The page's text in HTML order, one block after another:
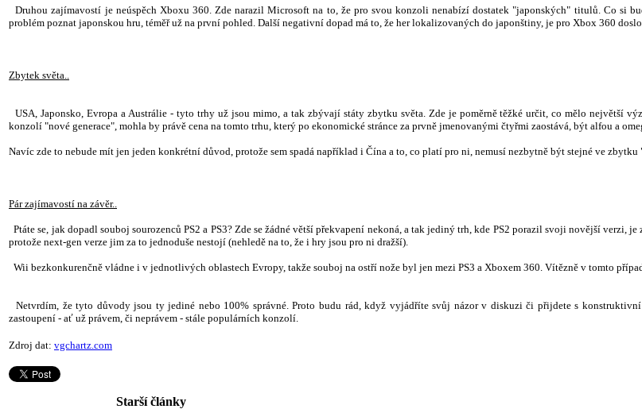
Druhou zajímavostí je neúspěch Xboxu 360. Zde narazil Microsoft na to, že pro svou konzoli nenabízí dostatek "japonských" titulů. Co si
problém poznat japonskou hru, téměř už na první pohled. Další negativní dopad má to, že her lokalizovaných do japonštiny, je pro Xbox 360
Zbytek světa..
USA, Japonsko, Evropa a Austrálie - tyto trhy už jsou mimo, a tak zbývají státy zbytku světa. Zde je poměrně těžké určit, co mělo největší
konzolí "nové generace", mohla by právě cena na tomto trhu, který po ekonomické stránce za prvně jmenovanými čtyřmi zaostává, být alfou a
Navíc zde to nebude mít jen jeden konkrétní důvod, protože sem spadá například i Čína a to, co platí pro ni, nemusí nezbytně být stejné ve zbytku
Pár zajímavostí na závěr..
Ptáte se, jak dopadl souboj sourozenců PS2 a PS3? Zde se žádné větší překvapení nekoná, a tak jediný trh, kde PS2 porazil svoji novější
protože next-gen verze jim za to jednoduše nestojí (nehledě na to, že i hry jsou pro ni dražší).
Wii bezkonkurenčně vládne i v jednotlivých oblastech Evropy, takže souboj na ostří nože byl jen mezi PS3 a Xboxem 360. Vítězně v tomto
Netvrdím, že tyto důvody jsou ty jediné nebo 100% správné. Proto budu rád, když vyjádříte svůj názor v diskuzi či přijdete s
zastoupení - ať už právem, či neprávem - stále populárních konzolí.
Zdroj dat: vgchartz.com
Starší články